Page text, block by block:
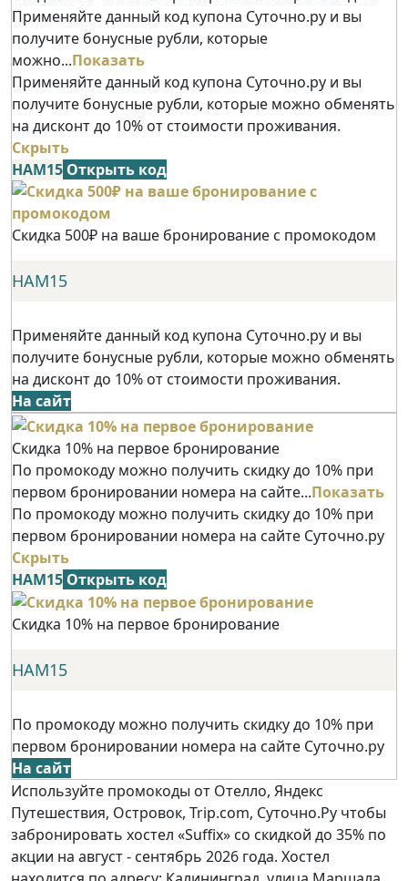
Применяйте данный код купона Суточно.ру и вы
получите бонусные рубли, которые
можно...Показать
Применяйте данный код купона Суточно.ру и вы
получите бонусные рубли, которые можно обменять
на дисконт до 10% от стоимости проживания.
Скрыть
НАМ15 Открыть код
Скидка 500₽ на ваше бронирование с промокодом
НАМ15
Применяйте данный код купона Суточно.ру и вы
получите бонусные рубли, которые можно обменять
на дисконт до 10% от стоимости проживания.
На сайт
Скидка 10% на первое бронирование
По промокоду можно получить скидку до 10% при
первом бронировании номера на сайте...Показать
По промокоду можно получить скидку до 10% при
первом бронировании номера на сайте Суточно.ру
Скрыть
НАМ15 Открыть код
Скидка 10% на первое бронирование
НАМ15
По промокоду можно получить скидку до 10% при
первом бронировании номера на сайте Суточно.ру
На сайт
Используйте промокоды от Отелло, Яндекс
Путешествия, Островок, Trip.com, Суточно.Ру чтобы
забронировать хостел «Suffix» со скидкой до 35% по
акции на август - сентябрь 2026 года. Хостел